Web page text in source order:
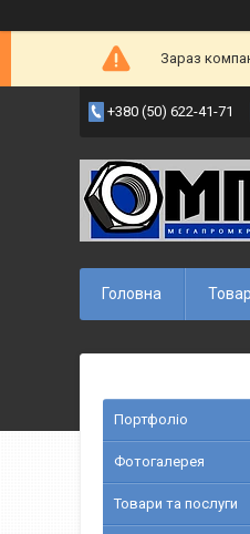
Зараз
+380 (50) 622-41-71
Головна
Портфоліо
Фотогалерея
Товари та послуги